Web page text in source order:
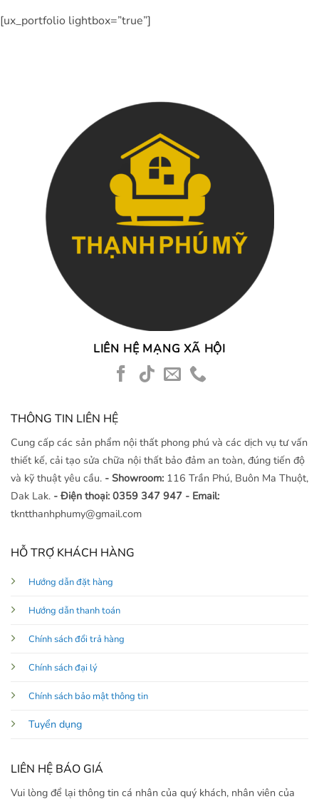
[ux_portfolio lightbox=”true”]
LIÊN HỆ MẠNG XÃ HỘI
THÔNG TIN LIÊN HỆ
Cung cấp các sản phẩm nội thất phong phú và các dịch vụ tư vấn
thiết kế, cải tạo sửa chữa nội thất bảo đảm an toàn, đúng tiến độ
và kỹ thuật yêu cầu. - Showroom: 116 Trần Phú, Buôn Ma Thuột,
Dak Lak. - Điện thoại: 0359 347 947 - Email:
tkntthanhphumy@gmail.com
HỖ TRỢ KHÁCH HÀNG
Hướng dẫn đặt hàng
Hướng dẫn thanh toán
Chính sách đổi trả hàng
Chính sách đại lý
Chính sách bảo mật thông tin
Tuyển dụng
LIÊN HỆ BÁO GIÁ
Vui lòng để lại thông tin cá nhân của quý khách, nhân viên của